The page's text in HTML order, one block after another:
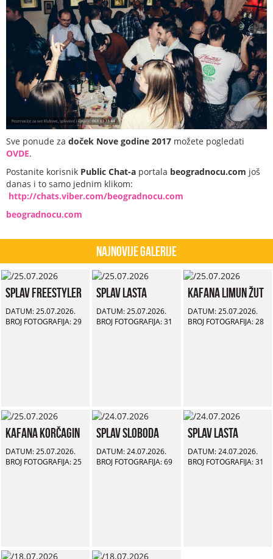
Sve ponude za doček Nove godine 2017 možete pogledati
OVDE.
Postanite korisnik Public Chat-a portala beogradnocu.com još
danas i to samo jednim klikom:
http://chats.viber.com/beogradnocu.com
beogradnocu.com
Najnovije Galerije
Splav Freestyler
DATUM: 25.07.2026.
BROJ FOTOGRAFIJA: 29
Splav Lasta
DATUM: 25.07.2026.
BROJ FOTOGRAFIJA: 31
Kafana Limun Žut
DATUM: 25.07.2026.
BROJ FOTOGRAFIJA: 28
Kafana Korčagin
DATUM: 25.07.2026.
BROJ FOTOGRAFIJA: 25
Splav Sloboda
DATUM: 24.07.2026.
BROJ FOTOGRAFIJA: 69
Splav Lasta
DATUM: 24.07.2026.
BROJ FOTOGRAFIJA: 31